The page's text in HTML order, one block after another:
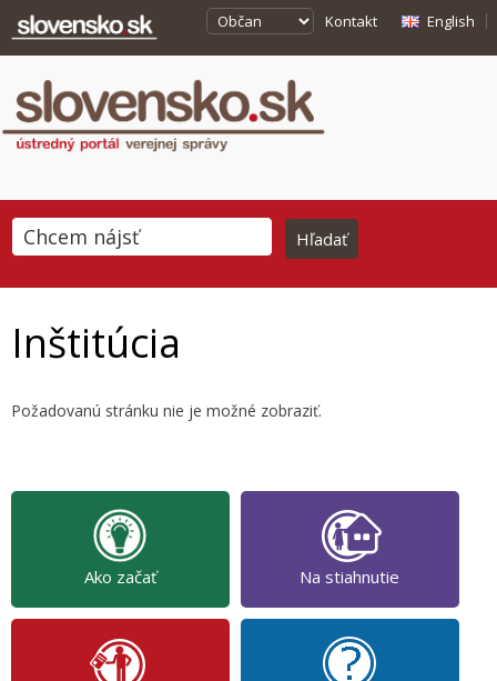
Kontakt English
Inštitúcia
Požadovanú stránku nie je možné zobraziť.
Ako začať Na stiahnutie